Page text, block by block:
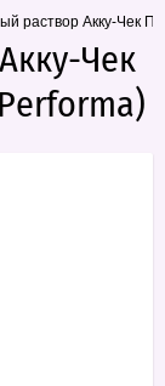
раствор Акку-Чек
Чек